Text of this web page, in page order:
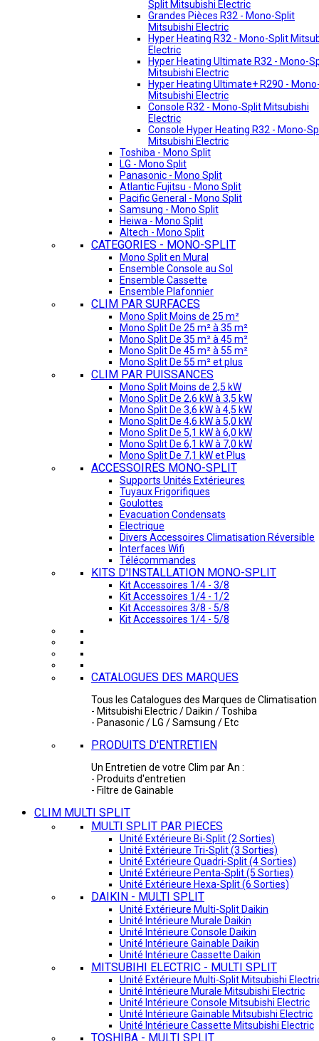
Split Mitsubishi Electric
Grandes Pièces R32 - Mono-Split
Mitsubishi Electric
Hyper Heating R32 - Mono-Split
Electric
Hyper Heating Ultimate R32 - Mono-
Mitsubishi Electric
Hyper Heating Ultimate+ R290 -
Mitsubishi Electric
Console R32 - Mono-Split Mitsubishi
Electric
Console Hyper Heating R32 - Mono-
Mitsubishi Electric
Toshiba - Mono Split
LG - Mono Split
Panasonic - Mono Split
Atlantic Fujitsu - Mono Split
Pacific General - Mono Split
Samsung - Mono Split
Heiwa - Mono Split
Altech - Mono Split
CATEGORIES - MONO-SPLIT
Mono Split en Mural
Ensemble Console au Sol
Ensemble Cassette
Ensemble Plafonnier
CLIM PAR SURFACES
Mono Split Moins de 25 m²
Mono Split De 25 m² à 35 m²
Mono Split De 35 m² à 45 m²
Mono Split De 45 m² à 55 m²
Mono Split De 55 m² et plus
CLIM PAR PUISSANCES
Mono Split Moins de 2,5 kW
Mono Split De 2,6 kW à 3,5 kW
Mono Split De 3,6 kW à 4,5 kW
Mono Split De 4,6 kW à 5,0 kW
Mono Split De 5,1 kW à 6,0 kW
Mono Split De 6,1 kW à 7,0 kW
Mono Split De 7,1 kW et Plus
ACCESSOIRES MONO-SPLIT
Supports Unités Extérieures
Tuyaux Frigorifiques
Goulottes
Evacuation Condensats
Electrique
Divers Accessoires Climatisation Réversible
Interfaces Wifi
Télécommandes
KITS D'INSTALLATION MONO-SPLIT
Kit Accessoires 1/4 - 3/8
Kit Accessoires 1/4 - 1/2
Kit Accessoires 3/8 - 5/8
Kit Accessoires 1/4 - 5/8
CATALOGUES DES MARQUES
Tous les Catalogues des Marques de Climatisation
- Mitsubishi Electric / Daikin / Toshiba
- Panasonic / LG / Samsung / Etc
PRODUITS D'ENTRETIEN
Un Entretien de votre Clim par An :
- Produits d'entretien
- Filtre de Gainable
CLIM MULTI SPLIT
MULTI SPLIT PAR PIECES
Unité Extérieure Bi-Split (2 Sorties)
Unité Extérieure Tri-Split (3 Sorties)
Unité Extérieure Quadri-Split (4 Sorties)
Unité Extérieure Penta-Split (5 Sorties)
Unité Extérieure Hexa-Split (6 Sorties)
DAIKIN - MULTI SPLIT
Unité Extérieure Multi-Split Daikin
Unité Intérieure Murale Daikin
Unité Intérieure Console Daikin
Unité Intérieure Gainable Daikin
Unité Intérieure Cassette Daikin
MITSUBIHI ELECTRIC - MULTI SPLIT
Unité Extérieure Multi-Split Mitsubishi
Unité Intérieure Murale Mitsubishi Electric
Unité Intérieure Console Mitsubishi Electric
Unité Intérieure Gainable Mitsubishi Electric
Unité Intérieure Cassette Mitsubishi Electric
TOSHIBA - MULTI SPLIT